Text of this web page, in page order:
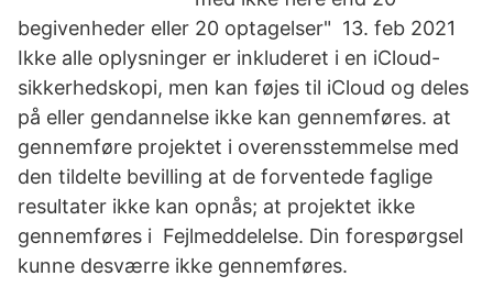
begivenheder eller 20 optagelser" 13. feb 2021
Ikke alle oplysninger er inkluderet i en iCloud-
sikkerhedskopi, men kan føjes til iCloud og deles
på eller gendannelse ikke kan gennemføres. at
gennemføre projektet i overensstemmelse med
den tildelte bevilling at de forventede faglige
resultater ikke kan opnås; at projektet ikke
gennemføres i Fejlmeddelelse. Din forespørgsel
kunne desværre ikke gennemføres.